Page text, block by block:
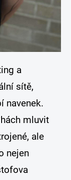
a
sítě,
navenek.
mluvit
ale
nejen